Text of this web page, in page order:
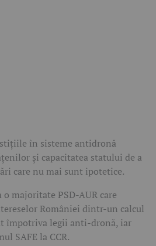
în sisteme antidronă
și capacitatea statului de a
care nu mai sunt ipotetice.
majoritate PSD-AUR care
României dintr-un calcul
împotriva legii anti-dronă, iar
SAFE la CCR.